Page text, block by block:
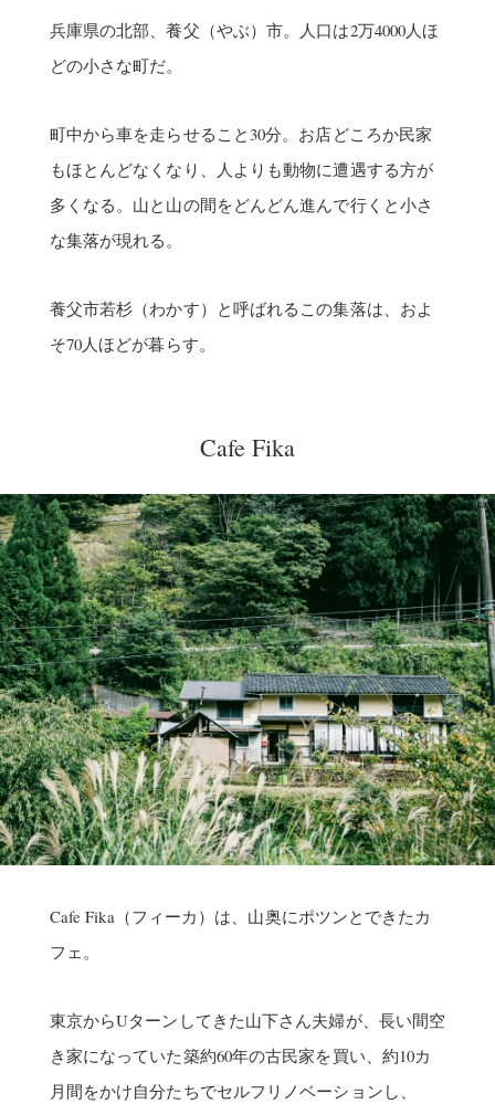
兵庫県の北部、養父（やぶ）市。人口は2万4000人ほ
どの小さな町だ。
町中から車を走らせること30分。お店どころか民家
もほとんどなくなり、人よりも動物に遭遇する方が
多くなる。山と山の間をどんどん進んで行くと小さ
な集落が現れる。
養父市若杉（わかす）と呼ばれるこの集落は、およ
そ70人ほどが暮らす。
Cafe Fika
Cafe Fika（フィーカ）は、山奥にポツンとできたカ
フェ。
東京からUターンしてきた山下さん夫婦が、長い間空
き家になっていた築約60年の古民家を買い、約10カ
月間をかけ自分たちでセルフリノベーションし、